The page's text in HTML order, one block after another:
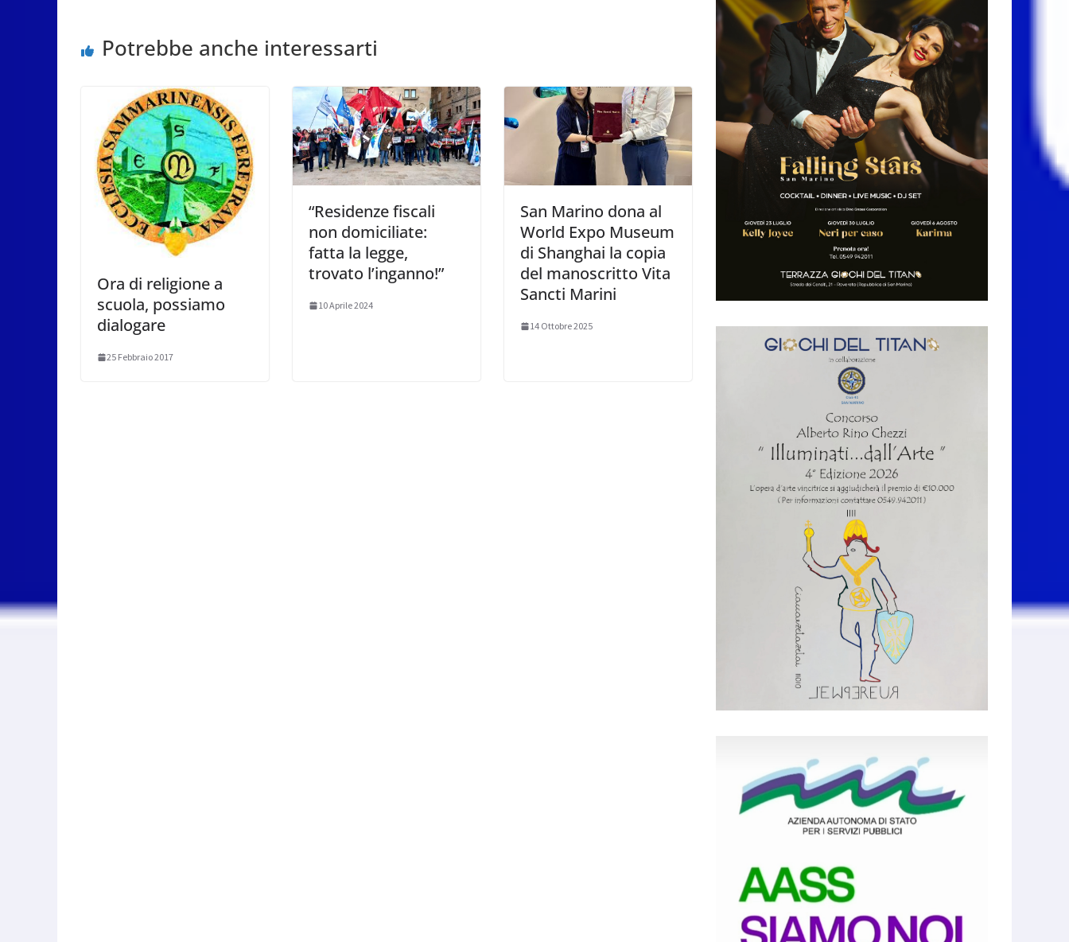
Potrebbe anche interessarti
Ora di religione a
scuola, possiamo
dialogare
25 Febbraio 2017
“Residenze fiscali
non domiciliate:
fatta la legge,
trovato l’inganno!”
10 Aprile 2024
San Marino dona al
World Expo Museum
di Shanghai la copia
del manoscritto Vita
Sancti Marini
14 Ottobre 2025